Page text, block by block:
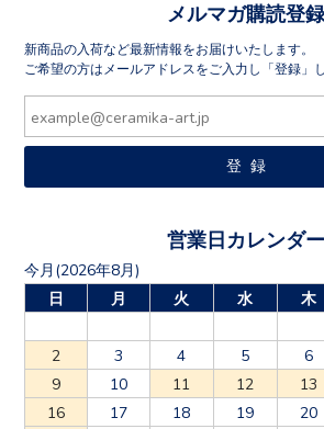
メルマガ購読登録
新商品の入荷など最新情報をお届けいたします。
ご希望の方はメールアドレスをご入力し「登録」
営業日カレンダー
今月(2026年8月)
日
月 火 水 木
2
3 4 5 6
9
10 11 12 13
16
17 18 19 20